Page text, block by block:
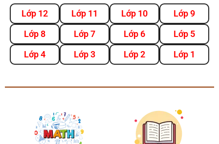
Lớp 12 Lớp 11 Lớp 10
Lớp 9
Lớp 8
Lớp 7 Lớp 6
Lớp 5
Lớp 4
Lớp 3 Lớp 2 Lớp 1